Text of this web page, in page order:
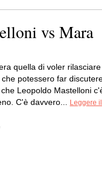
vs Mara
quella di voler rilasciare
potessero far
Leopoldo Mastelloni
C'è davvero... Leggere il